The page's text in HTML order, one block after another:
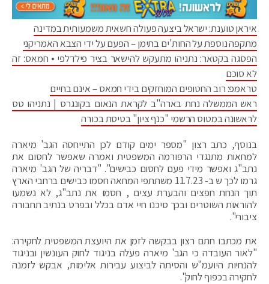
איראן טוענת: ישראל ביצעה פעולה חשאית משמעותית במדינה
מתקפה נוספת על החות'ים בתימן – הפעם על ידי הצבא האמריקני
הפסגה בקטאר: נתניהו מתעקש להישאר בציר פילדלפי • חמאס: זה
לא סוכם
טראמפ: רוב החטופים המוחזקים בידי חמאס – אינם בחיים
ראש הממשלה נחת בארה"ב לקראת הנאום בקונגרס | נתניהו טס
לראשונה במטוס הרשמי "כנף ציון" בטיסת בכורה
בנוסף, כתב רצון "מספר ימים קודם לכן התייחסה הגב' מיארה
למחאות מתנגדי הרפורמה המשפטית ואמרה שאפשר לחסום את
נתב"ג ואפשר מידי פעם לחסום כבישים". "דבריה של הגב' מיארה
גרמו לכך ש ב- 11.7.23 משתתפי המחאה חסמו כבישים ברחבי הארץ
תוך הנחת חפצים והבערת עצים , חסמו את נתב"ג, לא נשמעו
להוראות השוטרים ובכך סיכנו חיי אדם בכלל ובפרט בנתיב תחבורה
ציבורי".
את מכתבו חתם רצון בבקשה לזמן את היועצת המשפטית לחקירה:
"לאור העובדה כי הגב' מיארה פעלה בניגוד לחוק העונשין ובניגוד
להנחיות היועמ"ש והסיתה לביצוע עבירות אלימות, אבקש לזמנה
לחקירה בכפוף לחוק".